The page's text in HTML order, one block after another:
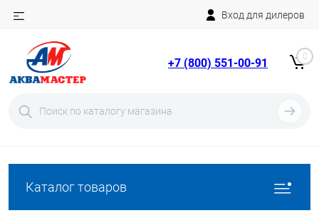
Вход для дилеров
+7 (800) 551-00-91 0
Каталог товаров